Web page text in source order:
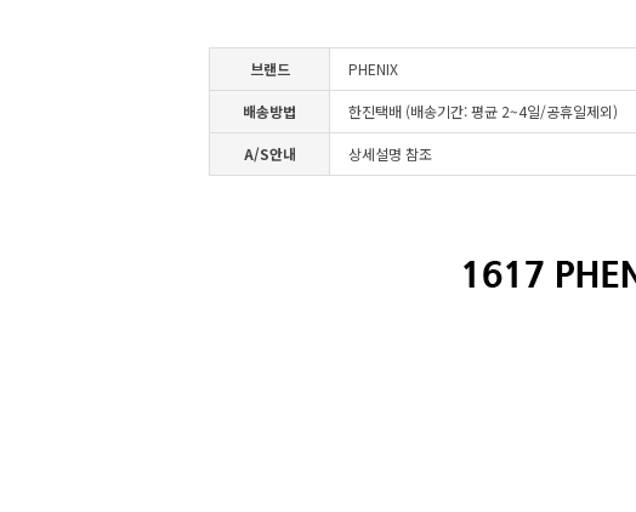
브랜드 PHENIX
배송방법 한진택배 (배송기간: 평균 2~4일/공휴일제외)
A/S안내 상세설명 참조